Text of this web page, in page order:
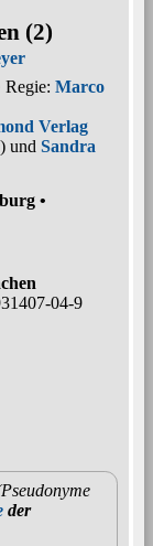
(2)
Regie: Marco
Verlag
und Sandra
•
04-9
der